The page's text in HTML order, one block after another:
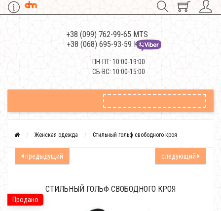
+38 (099) 762-99-65 MTS
+38 (068) 695-93-59 Kievstar
ПН-ПТ: 10:00-19:00
СБ-ВС: 10:00-15:00
Женская одежда Стильный гольф свободного кроя
предыдущий следующий
Продано
СТИЛЬНЫЙ ГОЛЬФ СВОБОДНОГО КРОЯ